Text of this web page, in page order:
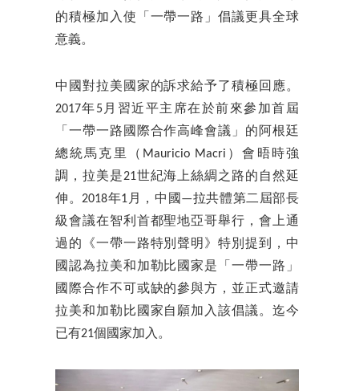
的積極加入使「一帶一路」倡議更具全球
意義。
中國對拉美國家的訴求給予了積極回應。
2017年5月習近平主席在於前來參加首屆
「一帶一路國際合作高峰會議」的阿根廷
總統馬克里（Mauricio Macri）會晤時強
調，拉美是21世紀海上絲綢之路的自然延
伸。2018年1月，中國—拉共體第二屆部長
級會議在智利首都聖地亞哥舉行，會上通
過的《一帶一路特別聲明》特別提到，中
國認為拉美和加勒比國家是「一帶一路」
國際合作不可或缺的參與方，並正式邀請
拉美和加勒比國家自願加入該倡議。迄今
已有21個國家加入。